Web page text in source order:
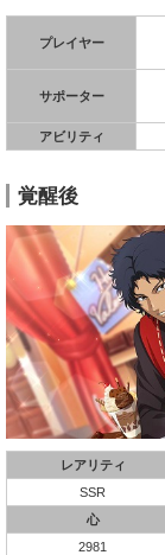
プレイヤー
サポーター
アビリティ
覚醒後
レアリティ
SSR
心
2981